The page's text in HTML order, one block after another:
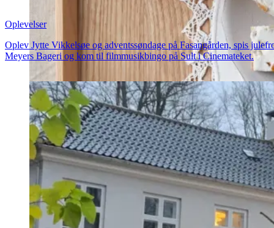
Oplevelser
Oplev Jytte Vikkelsøe og adventssøndage på Fasangården, spis
Meyers Bageri og kom til filmmusikbingo på Sult i Cinemateket.